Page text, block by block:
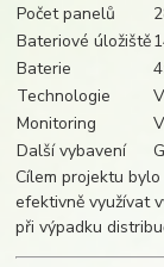
Počet panelů
Bateriové úložiště
Baterie
Technologie
Monitoring
Další vybavení
Cílem projektu
efektivně využívat
při výpadku